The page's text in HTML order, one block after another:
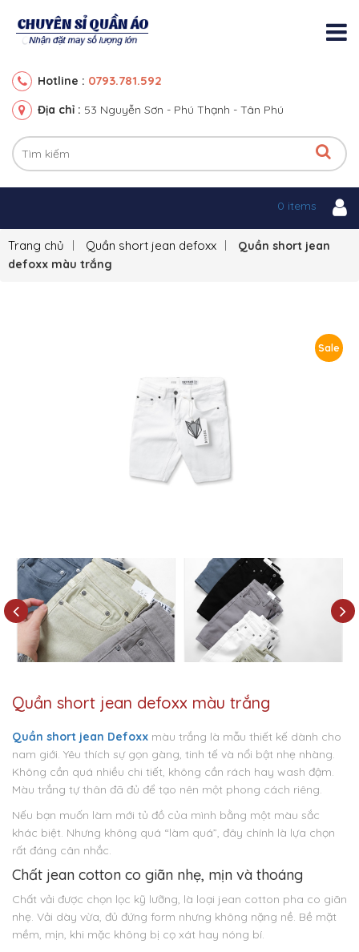
Hotline : 0793.781.592
Địa chỉ : 53 Nguyễn Sơn - Phú Thạnh - Tân Phú
0 items
Trang chủ Quần short jean defoxx
Quần short jean
defoxx màu trắng
Sale
Quần short jean defoxx màu trắng
Quần short jean Defoxx màu trắng là mẫu thiết kế dành cho
nam giới. Yêu thích sự gọn gàng, tinh tế và nổi bật nhẹ nhàng.
Không cần quá nhiều chi tiết, không cần rách hay wash đậm.
Màu trắng tự thân đã đủ để tạo nên một phong cách riêng.
Nếu bạn muốn làm mới tủ đồ của mình bằng một màu sắc
khác biệt. Nhưng không quá “làm quá”, đây chính là lựa chọn
rất đáng cân nhắc.
Chất jean cotton co giãn nhẹ, mịn và thoáng
Chất vải được chọn lọc kỹ lưỡng, là loại jean cotton pha co giãn
nhẹ. Vải dày vừa, đủ đứng form nhưng không nặng nề. Bề mặt
mềm, mịn, khi mặc không bị cọ xát hay nóng bí.